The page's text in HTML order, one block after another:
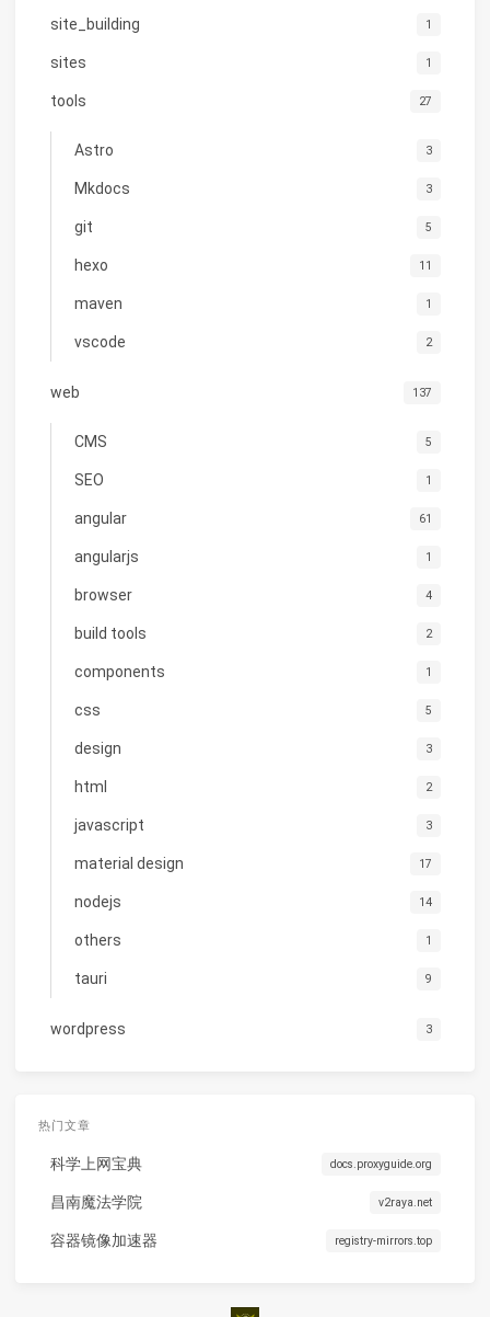
site_building 1
sites 1
tools 27
Astro 3
Mkdocs 3
git 5
hexo 11
maven 1
vscode 2
web 137
CMS 5
SEO 1
angular 61
angularjs 1
browser 4
build tools 2
components 1
css 5
design 3
html 2
javascript 3
material design 17
nodejs 14
others 1
tauri 9
wordpress 3
热门文章
科学上网宝典 docs.proxyguide.org
昌南魔法学院 v2raya.net
容器镜像加速器 registry-mirrors.top